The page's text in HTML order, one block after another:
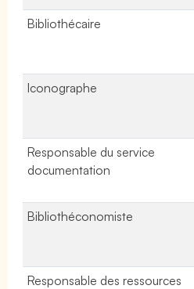
Bibliothécaire
Iconographe
Responsable du service
documentation
Bibliothéconomiste
Responsable des ressources